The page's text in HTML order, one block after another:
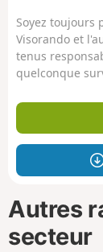
Soyez toujours
Visorando et
tenus
quelconque
Autres
secteur